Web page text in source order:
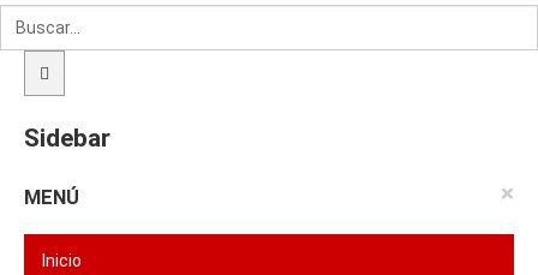
Sidebar
×
MENÚ
Inicio